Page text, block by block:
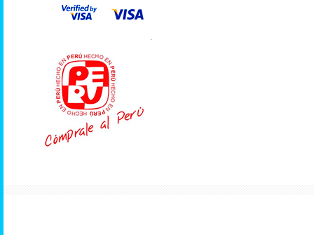
.